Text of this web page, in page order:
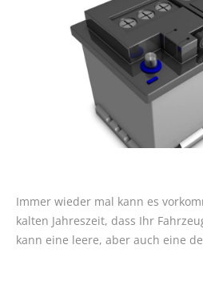
Immer wieder mal kann es
kalten Jahreszeit, dass Ihr
kann eine leere, aber auch eine